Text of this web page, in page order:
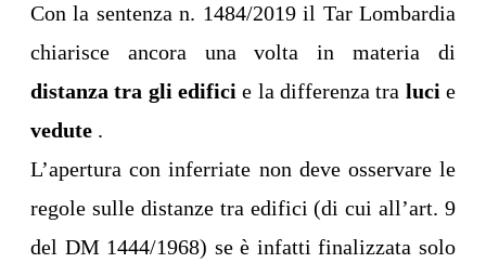
Con la sentenza n. 1484/2019 il Tar Lombardia
chiarisce ancora una volta in materia di
distanza tra gli edifici e la differenza tra lucie
vedute .
L’apertura con inferriate non deve osservare le
regole sulle distanze tra edifici (di cui all’art. 9
del DM 1444/1968) se è infatti finalizzata solo